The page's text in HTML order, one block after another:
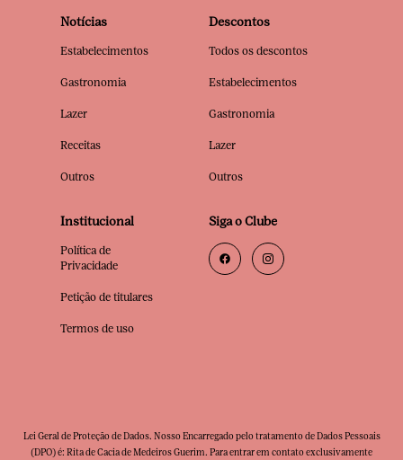
Notícias
Estabelecimentos
Gastronomia
Lazer
Receitas
Outros
Descontos
Todos os descontos
Estabelecimentos
Gastronomia
Lazer
Outros
Institucional
Política de
Privacidade
Petição de titulares
Termos de uso
Siga o Clube
Lei Geral de Proteção de Dados. Nosso Encarregado pelo tratamento de Dados Pessoais
(DPO) é: Rita de Cacia de Medeiros Guerim. Para entrar em contato exclusivamente